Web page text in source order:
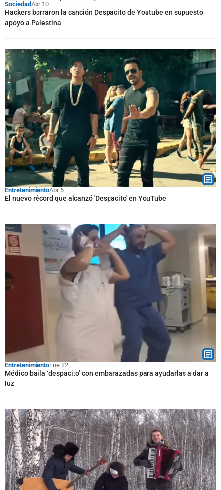
SociedadAbr 10
Hackers borraron la canción Despacito de Youtube en supuesto
apoyo a Palestina
EntretenimientoAbr 6
El nuevo récord que alcanzó 'Despacito' en YouTube
EntretenimientoEne 22
Médico baila ‘despacito’ con embarazadas para ayudarlas a dar a
luz